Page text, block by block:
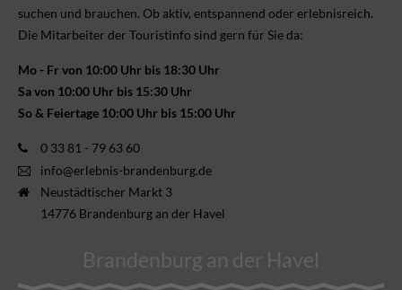
suchen und brauchen. Ob aktiv, ent­spannend oder erlebnis­reich.
Die Mitarbeiter der Touristinfo sind gern für Sie da:
Mo - Fr von 10:00 Uhr bis 18:30 Uhr
Sa von 10:00 Uhr bis 15:30 Uhr
So & Feiertage 10:00 Uhr bis 15:00 Uhr
0 33 81 - 79 63 60
info@erlebnis-brandenburg.de
Neustädtischer Markt 3
14776 Brandenburg an der Havel
Brandenburg an der Havel